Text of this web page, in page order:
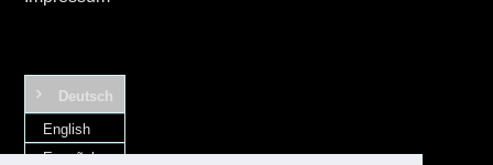
Deutsch
English
Español